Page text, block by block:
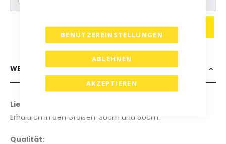
AKZEPTIEREN
BENUTZEREINSTELLUNGEN
ABLEHNEN
IN DEN WARENKORB
WEITERE INFORMATIONEN
Lieferbare Größen:
Erhältlich in den Größen: 30cm und 50cm.
Qualität: